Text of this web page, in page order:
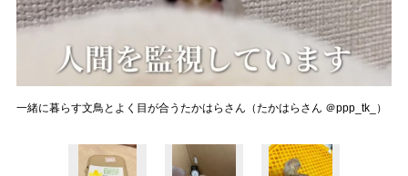
一緒に暮らす文鳥とよく目が合うたかはらさん（たかはらさん ＠ppp_tk_）